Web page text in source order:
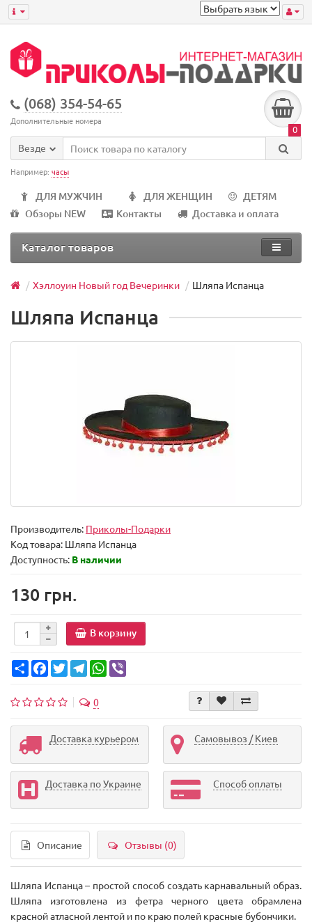
(068) 354-54-65
Дополнительные номера
0
Везде
Например: часы
ДЛЯ МУЖЧИН ДЛЯ ЖЕНЩИН
ДЕТЯМ
Обзоры NEW
Контакты Доставка и оплата
Каталог товаров
Хэллоуин Новый год Вечеринки Шляпа Испанца
Шляпа Испанца
Производитель: Приколы-Подарки
Код товара: Шляпа Испанца
Доступность: В наличии
130 грн.
В корзину
Share FacebookTwitterTelegramWhatsApp
0
Доставка курьером Самовывоз / Киев
Доставка по Украине Способ оплаты
Описание Отзывы (0)
Шляпа Испанца – простой способ создать карнавальный образ.
Шляпа изготовлена из фетра черного цвета обрамлена
красной атласной лентой и по краю полей красные бубончики.